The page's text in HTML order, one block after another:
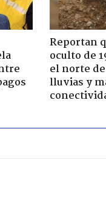
Reportan
oculto de
el norte
lluvias y